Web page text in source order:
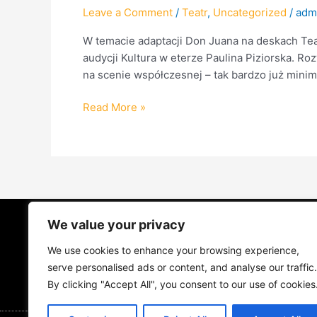
We value your privacy
We use cookies to enhance your browsing experience,
serve personalised ads or content, and analyse our traffic.
By clicking "Accept All", you consent to our use of
Leave a Comment / Teatr, Uncategorized /
W temacie adaptacji Don Juana na deskach
audycji Kultura w eterze Paulina Piziorska.
na scenie współczesnej – tak bardzo już
Read More »
STRONA GŁÓWNA
MUZYKA I KONCERTY KONTAKT